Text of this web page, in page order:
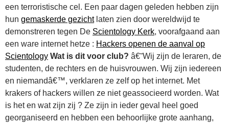
een terroristische cel. Een paar dagen geleden hebben zijn
hun gemaskerde gezichtlaten zien door wereldwijd te
demonstreren tegen De Scientology Kerk, voorafgaand aan
een ware internet hetze : Hackers openen de aanval op
Scientology Wat is dit voor club? â€˜Wij zijn de leraren, de
studenten, de rechters en de huisvrouwen. Wij zijn iedereen
en niemandâ€™, verklaren ze zelf op het internet. Met
krakers of hackers willen ze niet geassocieerd worden. Wat
is het en wat zijn zij ? Ze zijn in ieder geval heel goed
georganiseerd en hebben een behoorlijke grote aanhang,